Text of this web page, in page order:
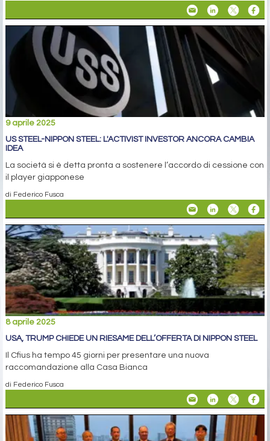
9 aprile 2025
US STEEL-NIPPON STEEL: L'ACTIVIST INVESTOR ANCORA CAMBIA
IDEA
La società si è detta pronta a sostenere l’accordo di cessione con
il player giapponese
di Federico Fusca
8 aprile 2025
USA, TRUMP CHIEDE UN RIESAME DELL’OFFERTA DI NIPPON STEEL
Il Cfius ha tempo 45 giorni per presentare una nuova
raccomandazione alla Casa Bianca
di Federico Fusca